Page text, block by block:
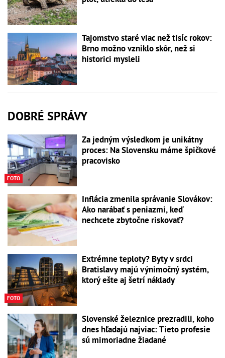
Tajomstvo staré viac než tisíc rokov:
Brno možno vzniklo skôr, než si
historici mysleli
DOBRÉ SPRÁVY
FOTO
Za jedným výsledkom je unikátny
proces: Na Slovensku máme špičkové
pracovisko
Inflácia zmenila správanie Slovákov:
Ako narábať s peniazmi, keď
nechcete zbytočne riskovať?
FOTO
Extrémne teploty? Byty v srdci
Bratislavy majú výnimočný systém,
ktorý ešte aj šetrí náklady
Slovenské železnice prezradili, koho
dnes hľadajú najviac: Tieto profesie
sú mimoriadne žiadané